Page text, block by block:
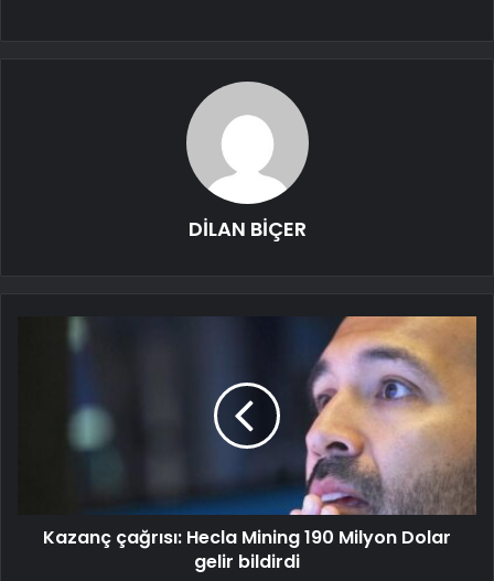
DİLAN BİÇER
Kazanç çağrısı: Hecla Mining 190 Milyon Dolar
gelir bildirdi